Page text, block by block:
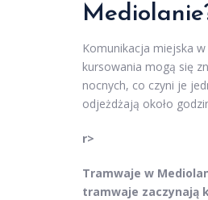
Komunikacja miejska
kursowania mogą się
nocnych, co czyni je
odjeżdżają około
r>
Tramwaje w
tramwaje zaczynają